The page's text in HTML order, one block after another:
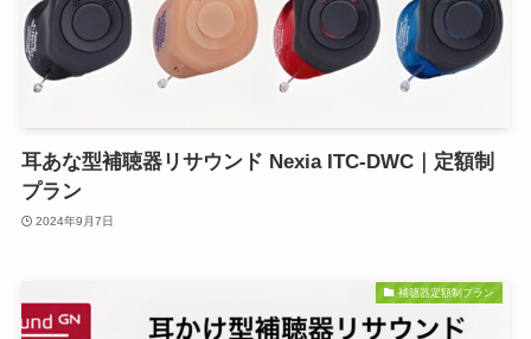
耳あな型補聴器リサウンド Nexia ITC-DWC｜定額制
プラン
2024年9月7日
補聴器定額制プラン